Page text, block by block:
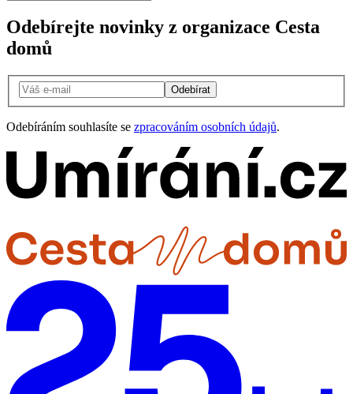
Odebírejte novinky z organizace Cesta
domů
Odebírat
Odebíráním souhlasíte se zpracováním osobních údajů.